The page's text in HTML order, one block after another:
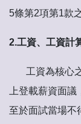
5條第2項第1款
2.工資、工資計
工資為核心之
上登載薪資面
至於面試當場不